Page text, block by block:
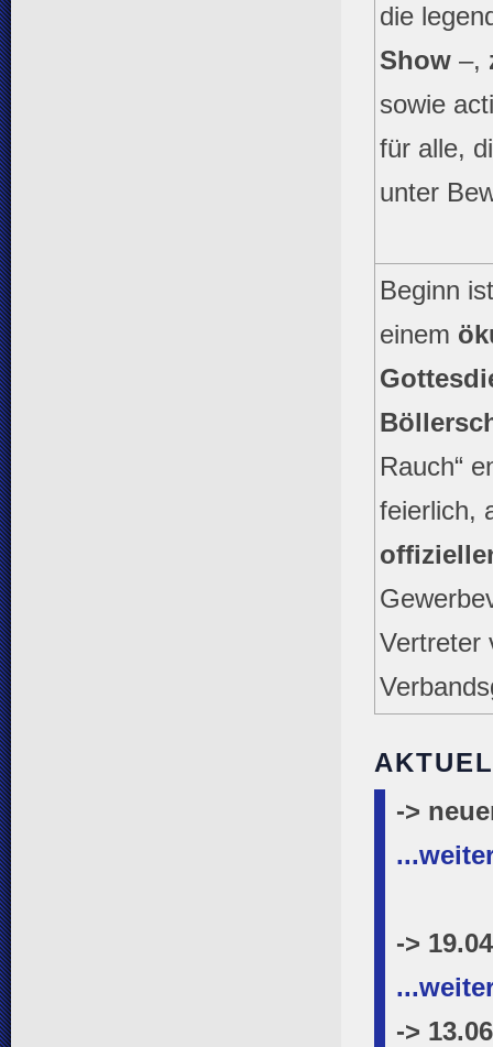
die
Show –,
sowie
für alle,
unter
Beginn
einem
Rauch“
feierlich,
Vertreter
->
->
->